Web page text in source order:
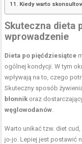
Kiedy warto
Skuteczna dieta
wprowadzenie
Dieta po pięćdziesiątce
ogólnej kondycji. W tym
wpływają na to, czego
Skuteczny sposób
błonnik oraz
węglowodanów.
Warto unikać tzw. diet
jo-jo. Lepiej jest postawić